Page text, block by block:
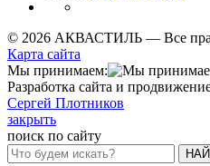
© 2026 АКВАСТИЛЬ — Все
Карта сайта
Мы принимаем:
Разработка сайта и
Сергей Плотников
закрыть
поиск по сайту